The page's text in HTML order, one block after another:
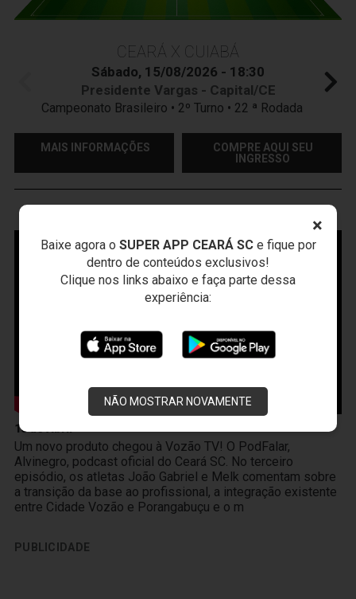
×
Baixe agora o SUPER APP CEARÁ SCe fique por
dentro de conteúdos exclusivos!
Clique nos links abaixo e faça parte dessa
experiência:
NÃO MOSTRAR NOVAMENTE
CEARÁ X CUIABÁ
Sábado, 15/08/2026 - 18:30
Presidente Vargas - Capital/CE
Campeonato Brasileiro • 2º Turno • 22 ª Rodada
MAIS INFORMAÇÕES
COMPRE AQUI SEU
INGRESSO
10 de Abril
Um novo produto chegou à Vozão TV! O PodFalar,
Alvinegro, podcast oficial do Ceará SC. No terceiro
episódio, os atletas João Gabriel e Melk comentam sobre
a transição da base ao profissional, a integração existente
entre Cidade Vozão e Porangabuçu e o m
PUBLICIDADE